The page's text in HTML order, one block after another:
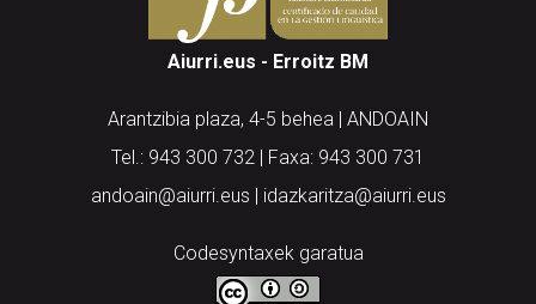
Aiurri.eus - Erroitz BM
Arantzibia plaza, 4-5 behea | ANDOAIN
Tel.: 943 300 732 | Faxa: 943 300 731
andoain@aiurri.eus | idazkaritza@aiurri.eus
Codesyntaxek garatua